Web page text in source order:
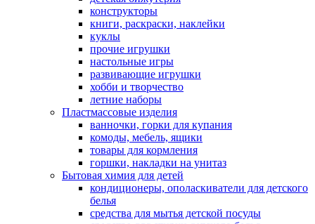
конструкторы
книги, раскраски, наклейки
куклы
прочие игрушки
настольные игры
развивающие игрушки
хобби и творчество
летние наборы
Пластмассовые изделия
ванночки, горки для купания
комоды, мебель, ящики
товары для кормления
горшки, накладки на унитаз
Бытовая химия для детей
кондиционеры, ополаскиватели для детского
белья
средства для мытья детской посуды